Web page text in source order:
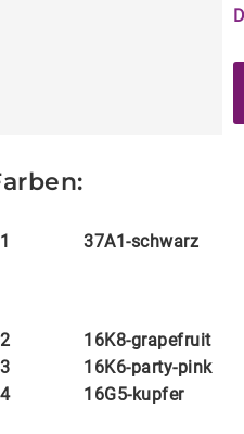
37A1-schwarz
16K8-grapefruit
16K6-party-pink
16G5-kupfer